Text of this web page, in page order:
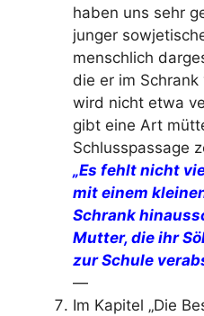
haben uns sehr
junger
menschlich
die er im
wird nicht etwa
gibt eine Art
Schlusspassage
„Es fehlt nicht
mit einem
Schrank
Mutter, die ihr
zur Schule
—
Im Kapitel „Die